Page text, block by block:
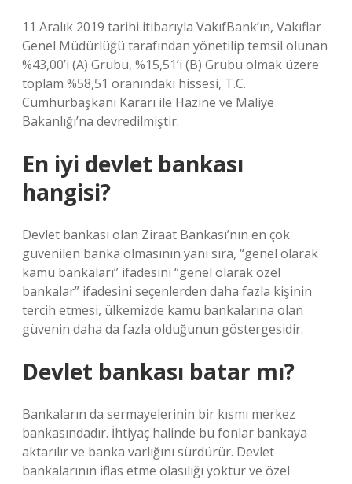
11 Aralık 2019 tarihi itibarıyla VakıfBank’ın, Vakıflar
Genel Müdürlüğü tarafından yönetilip temsil olunan
%43,00’i (A) Grubu, %15,51’i (B) Grubu olmak üzere
toplam %58,51 oranındaki hissesi, T.C.
Cumhurbaşkanı Kararı ile Hazine ve Maliye
Bakanlığı’na devredilmiştir.
En iyi devlet bankası
hangisi?
Devlet bankası olan Ziraat Bankası’nın en çok
güvenilen banka olmasının yanı sıra, “genel olarak
kamu bankaları” ifadesini “genel olarak özel
bankalar” ifadesini seçenlerden daha fazla kişinin
tercih etmesi, ülkemizde kamu bankalarına olan
güvenin daha da fazla olduğunun göstergesidir.
Devlet bankası batar mı?
Bankaların da sermayelerinin bir kısmı merkez
bankasındadır. İhtiyaç halinde bu fonlar bankaya
aktarılır ve banka varlığını sürdürür. Devlet
bankalarının iflas etme olasılığı yoktur ve özel